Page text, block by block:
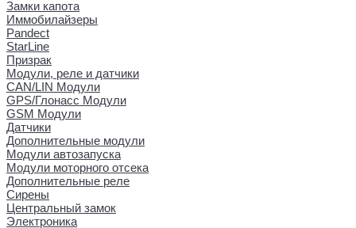
Замки капота
Иммобилайзеры
Pandect
StarLine
Призрак
Модули, реле и датчики
CAN/LIN Модули
GPS/Глонасс Модули
GSM Модули
Датчики
Дополнительные модули
Модули автозапуска
Модули моторного отсека
Дополнительные реле
Сирены
Центральный замок
Электроника